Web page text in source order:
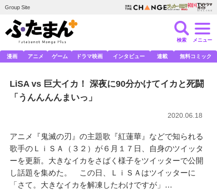
Group Site
検索 メニュー
漫画 アニメ ゲーム ドラマ映画 インタビュー 連載 無料コミック
LiSA vs 巨大イカ！ 深夜に90分かけてイカと死闘
「うんんんんまいっ」
2020.06.18
アニメ『鬼滅の刃』の主題歌『紅蓮華』などで知られる
歌手のＬｉＳＡ（３２）が６月１７日、自身のツイッタ
ーを更新。大きなイカをさばく様子をツイッターで公開
し話題を集めた。 この日、ＬｉＳＡはツイッターに
「さて。大きなイカを解凍したわけですが」…